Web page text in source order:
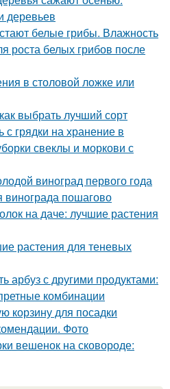
деревьев
белые грибы. Влажность
роста белых грибов после
в столовой ложке или
выбрать лучший сорт
с грядки на хранение в
свеклы и моркови с
виноград первого года
винограда пошагово
на даче: лучшие растения
растения для теневых
арбуз с другими продуктами:
комбинации
корзину для посадки
Фото
вешенок на сковороде: